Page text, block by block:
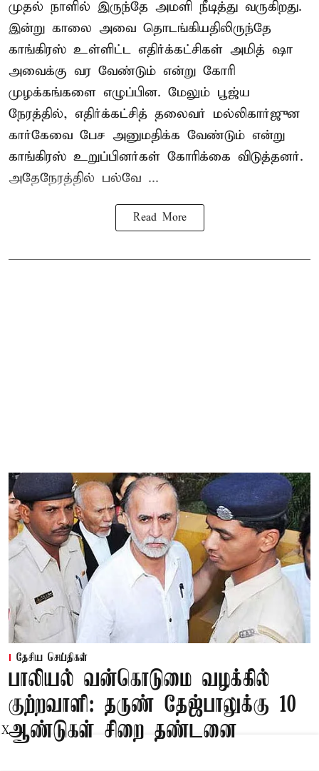
முதல் நாளில் இருந்தே அமளி நீடித்து வருகிறது.
இன்று காலை அவை தொடங்கியதிலிருந்தே
காங்கிரஸ் உள்ளிட்ட எதிர்க்கட்சிகள் அமித் ஷா
அவைக்கு வர வேண்டும் என்று கோரி
முழக்கங்களை எழுப்பின. மேலும் பூஜ்ய
நேரத்தில், எதிர்க்கட்சித் தலைவர் மல்லிகார்ஜுன
கார்கேவை பேச அனுமதிக்க வேண்டும் என்று
காங்கிரஸ் உறுப்பினர்கள் கோரிக்கை விடுத்தனர்.
அதேநேரத்தில் பல்வே ...
Read More
தேசிய செய்திகள்
பாலியல் வன்கொடுமை வழக்கில்
குற்றவாளி: தருண் தேஜ்பாலுக்கு 10
ஆண்டுகள் சிறை தண்டனை
X